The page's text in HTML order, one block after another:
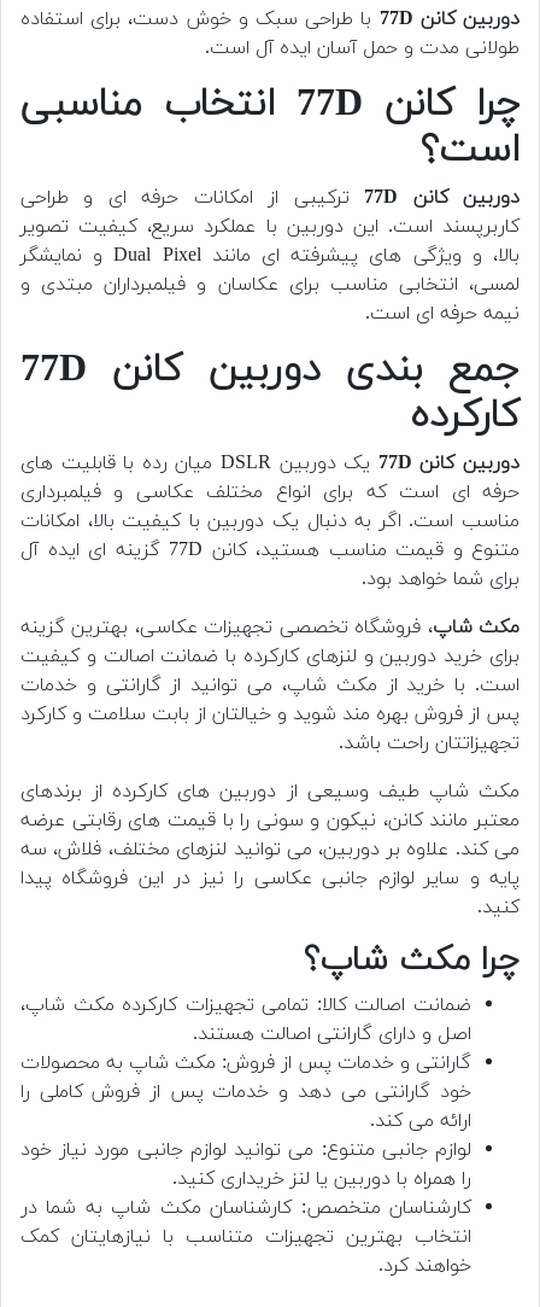
دوربین کانن 77D
با طراحی سبک و خوش دست، برای استفاده
طولانی مدت و حمل آسان ایده آل است.
چرا کانن 77D انتخاب مناسبی
است؟
دوربین کانن 77D
ترکیبی از امکانات حرفه ای و طراحی
کاربرپسند است. این دوربین با عملکرد سریع، کیفیت تصویر
بالا، و ویژگی های پیشرفته ای مانند Dual Pixel و نمایشگر
لمسی، انتخابی مناسب برای عکاسان و فیلمبرداران مبتدی و
نیمه حرفه ای است.
جمع بندی دوربین کانن 77D
کارکرده
دوربین کانن 77D
یک دوربین DSLR میان رده با قابلیت های
حرفه ای است که برای انواع مختلف عکاسی و فیلمبرداری
مناسب است. اگر به دنبال یک دوربین با کیفیت بالا، امکانات
متنوع و قیمت مناسب هستید، کانن 77D گزینه ای ایده آل
برای شما خواهد بود.
مکث شاپ، فروشگاه تخصصی تجهیزات عکاسی، بهترین گزینه
برای خرید دوربین و لنزهای کارکرده با ضمانت اصالت و کیفیت
است. با خرید از مکث شاپ، می توانید از گارانتی و خدمات
پس از فروش بهره مند شوید و خیالتان از بابت سلامت و کارکرد
تجهیزاتتان راحت باشد.
مکث شاپ طیف وسیعی از دوربین های کارکرده از برندهای
معتبر مانند کانن، نیکون و سونی را با قیمت های رقابتی عرضه
می کند. علاوه بر دوربین، می توانید لنزهای مختلف، فلاش، سه
پایه و سایر لوازم جانبی عکاسی را نیز در این فروشگاه پیدا
کنید.
چرا مکث شاپ؟
ضمانت اصالت کالا: تمامی تجهیزات کارکرده مکث شاپ،
اصل و دارای گارانتی اصالت هستند.
گارانتی و خدمات پس از فروش: مکث شاپ به محصولات
خود گارانتی می دهد و خدمات پس از فروش کاملی را
ارائه می کند.
لوازم جانبی متنوع: می توانید لوازم جانبی مورد نیاز خود
را همراه با دوربین یا لنز خریداری کنید.
کارشناسان متخصص: کارشناسان مکث شاپ به شما در
انتخاب بهترین تجهیزات متناسب با نیازهایتان کمک
خواهند کرد.